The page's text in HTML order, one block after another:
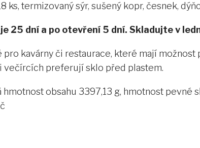
ks, termizovaný sýr, sušený kopr, česnek,
25 dní a po otevření 5 dní. Skladujte v
pro kavárny či restaurace, které mají
večírcích preferují sklo před plastem.
obsahu 3397,13 g, hmotnost pevné